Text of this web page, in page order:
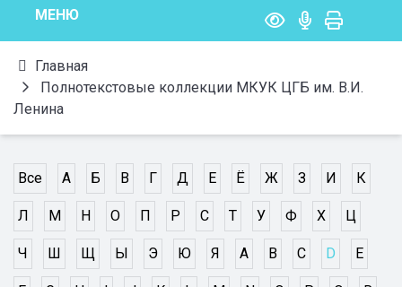
МЕНЮ
Главная
Полнотекстовые коллекции МКУК ЦГБ им. В.И.
Ленина
Все А Б В Г Д Е Ё Ж З И К
Л М Н О П Р С Т У Ф Х Ц
Ч Ш Щ Ы Э Ю Я A B C D E